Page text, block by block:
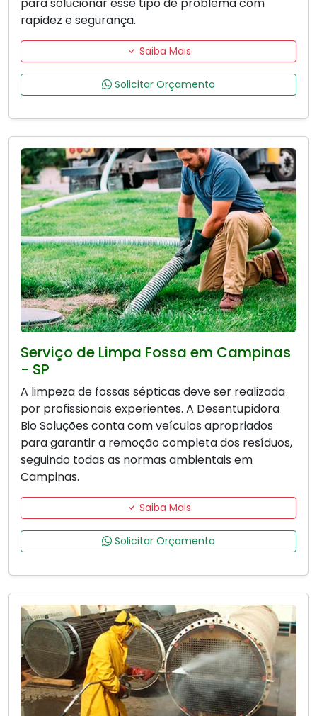
para solucionar esse tipo de problema com
rapidez e segurança.
Saiba Mais
Solicitar Orçamento
Serviço de Limpa Fossa em Campinas
- SP
A limpeza de fossas sépticas deve ser realizada
por profissionais experientes. A Desentupidora
Bio Soluções conta com veículos apropriados
para garantir a remoção completa dos resíduos,
seguindo todas as normas ambientais em
Campinas.
Saiba Mais
Solicitar Orçamento